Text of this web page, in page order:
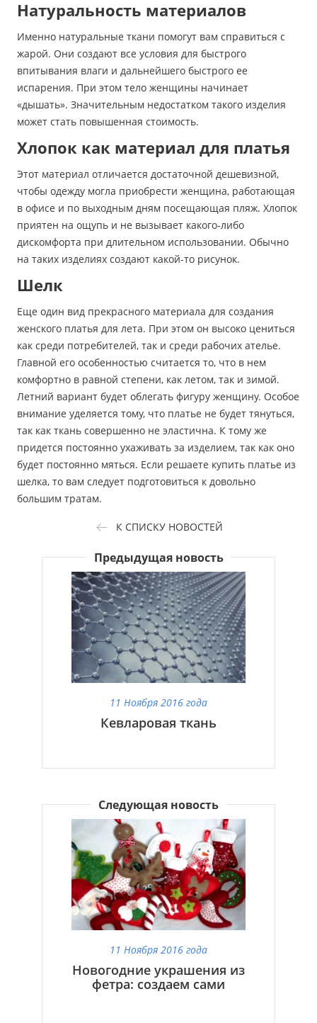
Натуральность материалов
Именно натуральные ткани помогут вам справиться с
жарой. Они создают все условия для быстрого
впитывания влаги и дальнейшего быстрого ее
испарения. При этом тело женщины начинает
«дышать». Значительным недостатком такого изделия
может стать повышенная стоимость.
Хлопок как материал для платья
Этот материал отличается достаточной дешевизной,
чтобы одежду могла приобрести женщина, работающая
в офисе и по выходным дням посещающая пляж. Хлопок
приятен на ощупь и не вызывает какого-либо
дискомфорта при длительном использовании. Обычно
на таких изделиях создают какой-то рисунок.
Шелк
Еще один вид прекрасного материала для создания
женского платья для лета. При этом он высоко цениться
как среди потребителей, так и среди рабочих ателье.
Главной его особенностью считается то, что в нем
комфортно в равной степени, как летом, так и зимой.
Летний вариант будет облегать фигуру женщину. Особое
внимание уделяется тому, что платье не будет тянуться,
так как ткань совершенно не эластична. К тому же
придется постоянно ухаживать за изделием, так как оно
будет постоянно мяться. Если решаете купить платье из
шелка, то вам следует подготовиться к довольно
большим тратам.
К СПИСКУ НОВОСТЕЙ
Предыдущая новость
11 Ноября 2016 года
Кевларовая ткань
Следующая новость
11 Ноября 2016 года
Новогодние украшения из
фетра: создаем сами